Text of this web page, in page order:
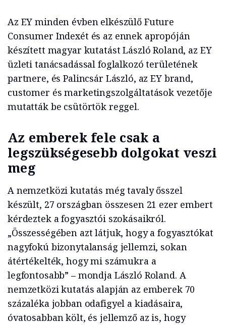
Az EY minden évben elkészülő Future
Consumer Indexét és az ennek apropóján
készített magyar kutatást László Roland, az EY
üzleti tanácsadással foglalkozó területének
partnere, és Palincsár László, az EY brand,
customer és marketingszolgáltatások vezetője
mutatták be csütörtök reggel.
Az emberek fele csak a
legszükségesebb dolgokat veszi
meg
A nemzetközi kutatás még tavaly ősszel
készült, 27 országban összesen 21 ezer embert
kérdeztek a fogyasztói szokásaikról.
„Összességében azt látjuk, hogy a fogyasztókat
nagyfokú bizonytalanság jellemzi, sokan
átértékelték, hogy mi számukra a
legfontosabb” – mondja László Roland. A
nemzetközi kutatás alapján az emberek 70
százaléka jobban odafigyel a kiadásaira,
óvatosabban költ, és jellemző az is, hogy